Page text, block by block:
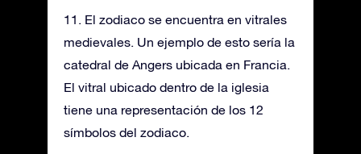
11. El zodiaco se encuentra en vitrales
medievales. Un ejemplo de esto sería la
catedral de Angers ubicada en Francia.
El vitral ubicado dentro de la iglesia
tiene una representación de los 12
símbolos del zodiaco.